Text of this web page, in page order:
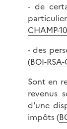
- de
CHAMP-
- des
(BOI-
Sont en
revenus
d'une
impôts (